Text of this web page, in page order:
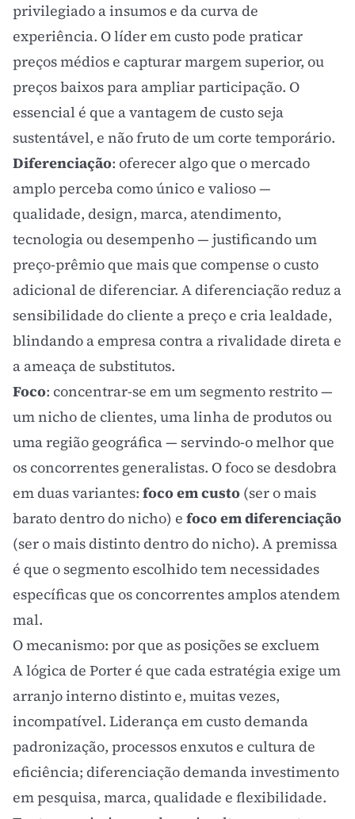
privilegiado a insumos e dacurva de
experiência. O líder em custo pode praticar
preços médios e capturar margem superior, ou
preços baixos para ampliar participação. O
essencial é que a vantagem de custo seja
sustentável, e não fruto de um corte temporário.
Diferenciação: oferecer algo que o mercado
amplo perceba como único e valioso —
qualidade, design, marca, atendimento,
tecnologia ou desempenho — justificando um
preço-prêmio que mais que compense o custo
adicional de diferenciar. A diferenciação reduz a
sensibilidade do cliente a preço e cria lealdade,
blindando a empresa contra a rivalidade direta e
a ameaça de substitutos.
Foco: concentrar-se em um segmento restrito —
um nicho de clientes, uma linha de produtos ou
uma região geográfica — servindo-o melhor que
os concorrentes generalistas. O foco se desdobra
em duas variantes: foco em custo (ser o mais
barato dentro do nicho) e foco em diferenciação
(ser o mais distinto dentro do nicho). A premissa
é que o segmento escolhido tem necessidades
específicas que os concorrentes amplos atendem
mal.
O mecanismo: por que as posições se excluem
A lógica de Porter é que cada estratégia exige um
arranjo interno distinto e, muitas vezes,
incompatível. Liderança em custo demanda
padronização, processos enxutos e cultura de
eficiência; diferenciação demanda investimento
em pesquisa, marca, qualidade e flexibilidade.